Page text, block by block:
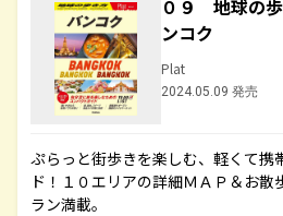
０９ 地球の
ンコク
Plat
2024.05.09 発売
ぷらっと街歩きを楽しむ、軽くて携
ド！１０エリアの詳細ＭＡＰ＆お
ラン満載。